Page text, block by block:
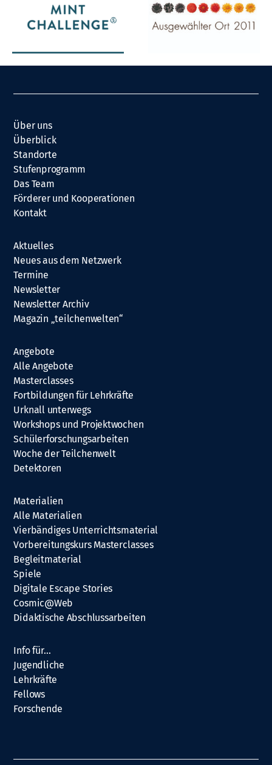
Über uns
Überblick
Standorte
Stufenprogramm
Das Team
Förderer und Kooperationen
Kontakt
Aktuelles
Neues aus dem Netzwerk
Termine
Newsletter
Newsletter Archiv
Magazin „teilchenwelten“
Angebote
Alle Angebote
Masterclasses
Fortbildungen für Lehrkräfte
Urknall unterwegs
Workshops und Projektwochen
Schülerforschungsarbeiten
Woche der Teilchenwelt
Detektoren
Materialien
Alle Materialien
Vierbändiges Unterrichtsmaterial
Vorbereitungskurs Masterclasses
Begleitmaterial
Spiele
Digitale Escape Stories
Cosmic@Web
Didaktische Abschlussarbeiten
Info für…
Jugendliche
Lehrkräfte
Fellows
Forschende